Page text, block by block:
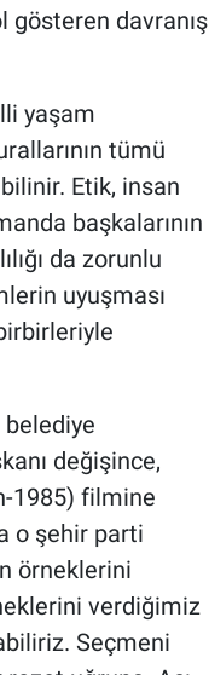
gösteren davranış
yaşam
tümü
Etik, insan
başkalarının
da zorunlu
uyuşması
değişince,
1985) filmine
o şehir parti
örneklerini
verdiğimiz
Seçmeni